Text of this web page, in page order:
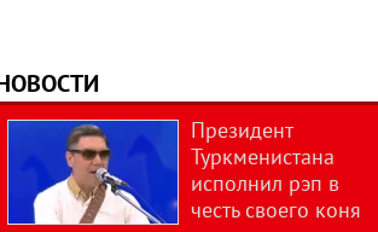
Президент
Туркменистана
исполнил рэп в
честь своего коня